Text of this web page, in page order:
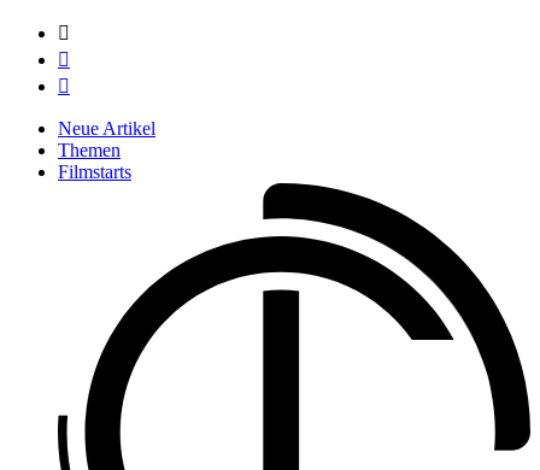



Neue Artikel
Themen
Filmstarts